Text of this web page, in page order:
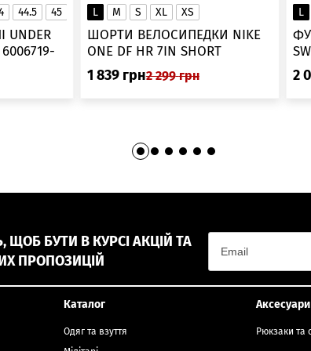
44.5 45 45.5
46
▲
UNDER
L M S XL XS
ШОРТИ ВЕЛОСИПЕДКИ NIKE
ONE DF HR 7IN SHORT
DV9022-010
1 839 грн2 299 грн
L
2
ЩОБ БУТИ В КУРСІ АКЦІЙ ТА
ПРОПОЗИЦІЙ
Каталог
Одяг та взуття
Аксесуари
Рюкзаки та